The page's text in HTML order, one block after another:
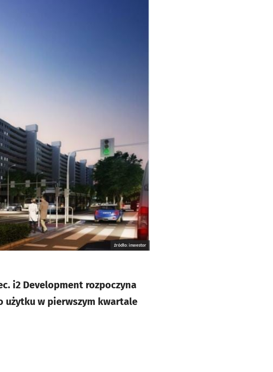
źródło: inwestor
i2 Development rozpoczyna
użytku w pierwszym kwartale